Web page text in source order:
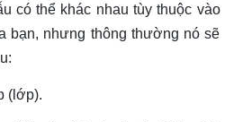
có thể khác nhau tùy thuộc vào
bạn, nhưng thông thường nó sẽ
(lớp).